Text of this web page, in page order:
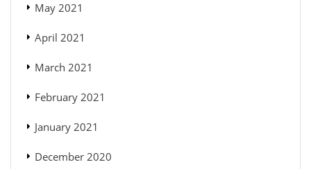
May 2021
April 2021
March 2021
February 2021
January 2021
December 2020